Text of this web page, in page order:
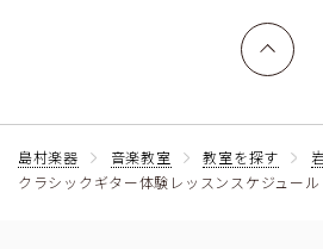
上へ戻る
島村楽器 音楽教室 教室を探す
クラシックギター体験レッスンスケジュール